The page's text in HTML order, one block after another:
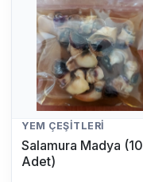
YEM ÇEŞITLERI
Salamura Madya (10
Adet)